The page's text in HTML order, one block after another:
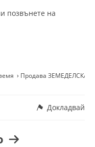
позвънете на
Продава ЗЕМЕДЕЛСКА
Докладвай